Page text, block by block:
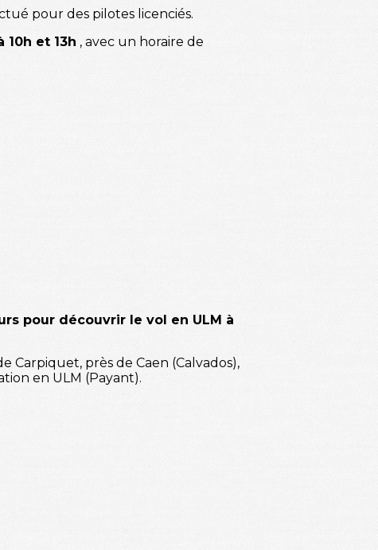
pour des pilotes licenciés.
et 13h , avec un horaire de
pour découvrir le vol en ULM à
Carpiquet, près de Caen (Calvados),
en ULM (Payant).